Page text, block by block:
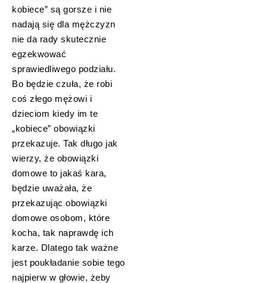
kobiece” są gorsze i nie
nadają się dla mężczyzn
nie da rady skutecznie
egzekwować
sprawiedliwego podziału.
Bo będzie czuła, że robi
coś złego mężowi i
dzieciom kiedy im te
„kobiece” obowiązki
przekazuje. Tak długo jak
wierzy, że obowiązki
domowe to jakaś kara,
będzie uważała, że
przekazując obowiązki
domowe osobom, które
kocha, tak naprawdę ich
karze. Dlatego tak ważne
jest poukładanie sobie tego
najpierw w głowie, żeby